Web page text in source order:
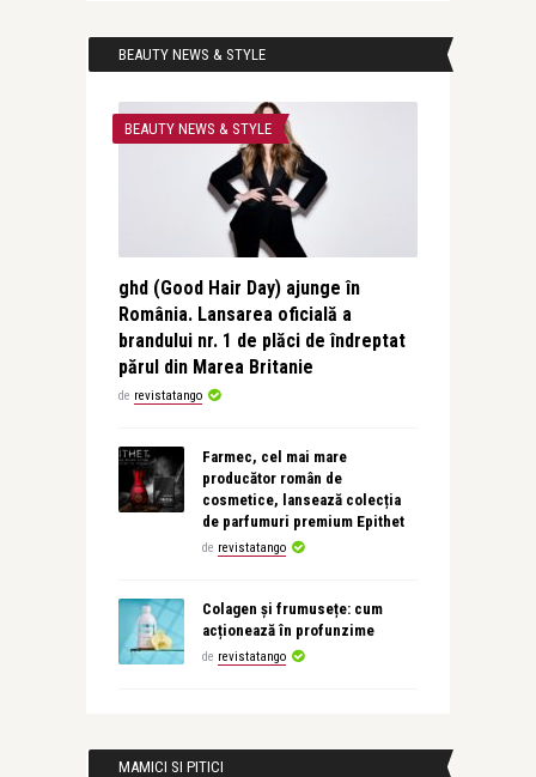
BEAUTY NEWS & STYLE
BEAUTY NEWS & STYLE
ghd (Good Hair Day) ajunge în
România. Lansarea oficială a
brandului nr. 1 de plăci de îndreptat
părul din Marea Britanie
de revistatango
Farmec, cel mai mare
producător român de
cosmetice, lansează colecția
de parfumuri premium Epithet
de revistatango
Colagen și frumusețe: cum
acționează în profunzime
de revistatango
MAMICI SI PITICI